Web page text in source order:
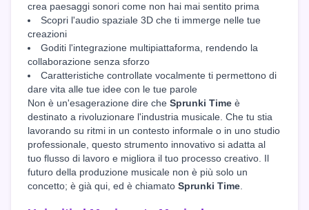
crea paesaggi sonori come non hai mai sentito prima
Scopri l'audio spaziale 3D che ti immerge nelle tue
creazioni
Goditi l'integrazione multipiattaforma, rendendo la
collaborazione senza sforzo
Caratteristiche controllate vocalmente ti permettono di
dare vita alle tue idee con le tue parole
Non è un'esagerazione dire che Sprunki Time è
destinato a rivoluzionare l'industria musicale. Che tu stia
lavorando su ritmi in un contesto informale o in uno studio
professionale, questo strumento innovativo si adatta al
tuo flusso di lavoro e migliora il tuo processo creativo. Il
futuro della produzione musicale non è più solo un
concetto; è già qui, ed è chiamato Sprunki Time.